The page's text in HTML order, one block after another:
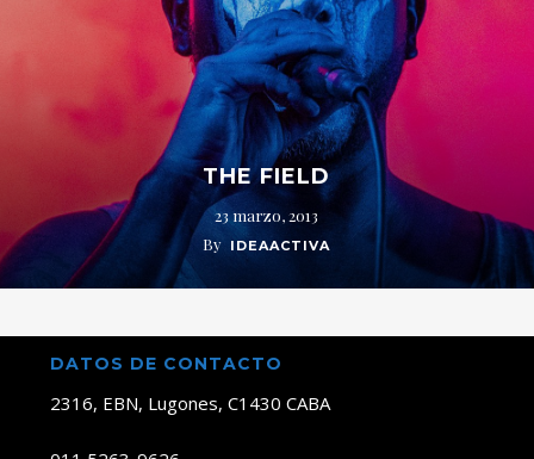
THE FIELD
23 marzo, 2013
By IDEAACTIVA
DATOS DE CONTACTO
2316, EBN, Lugones, C1430 CABA